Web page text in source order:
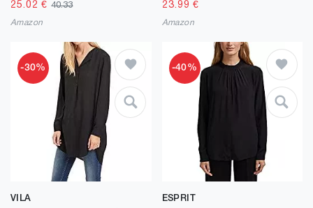
25.02 €40.33
Amazon
23.99 €
Amazon
-30%
VILA
-40%
ESPRIT